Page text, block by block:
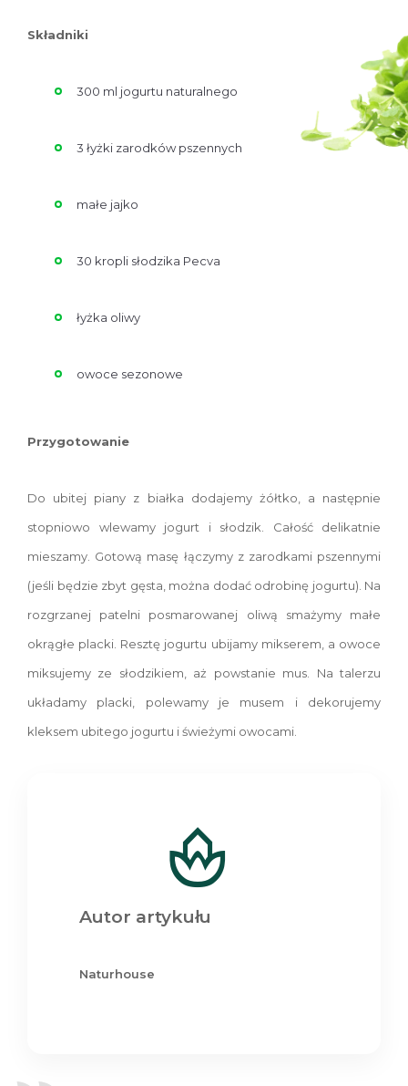
Składniki
300 ml jogurtu naturalnego
3 łyżki zarodków pszennych
małe jajko
30 kropli słodzika Pecva
łyżka oliwy
owoce sezonowe
Przygotowanie
Do ubitej piany z białka dodajemy żółtko, a następnie
stopniowo wlewamy jogurt i słodzik. Całość delikatnie
mieszamy. Gotową masę łączymy z zarodkami pszennymi
(jeśli będzie zbyt gęsta, można dodać odrobinę jogurtu). Na
rozgrzanej patelni posmarowanej oliwą smażymy małe
okrągłe placki. Resztę jogurtu ubijamy mikserem, a owoce
miksujemy ze słodzikiem, aż powstanie mus. Na talerzu
układamy placki, polewamy je musem i dekorujemy
kleksem ubitego jogurtu i świeżymi owocami.
Autor artykułu
Naturhouse